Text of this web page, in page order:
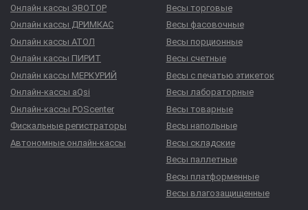
Онлайн кассы ЭВОТОР
Онлайн кассы ДРИМКАС
Онлайн кассы АТОЛ
Онлайн кассы ПИРИТ
Онлайн кассы МЕРКУРИЙ
Онлайн-кассы aQsi
Онлайн-кассы POScenter
Фискальные регистраторы
Автономные онлайн-кассы
Весы торговые
Весы фасовочные
Весы порционные
Весы счетные
Весы с печатью этикеток
Весы лабораторные
Весы товарные
Весы напольные
Весы складские
Весы паллетные
Весы платформенные
Весы влагозащищенные